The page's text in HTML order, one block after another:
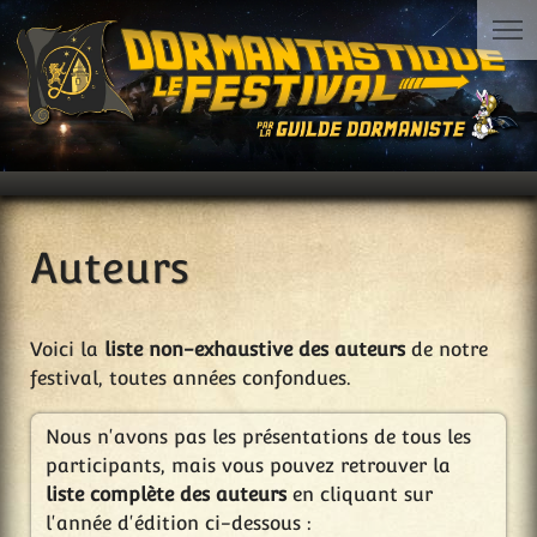
Auteurs
Voici la liste non-exhaustive des auteursde notre
festival, toutes années confondues.
Nous n'avons pas les présentations de tous les
participants, mais vous pouvez retrouver la
liste complète des auteursen cliquant sur
l'année d'édition ci-dessous :